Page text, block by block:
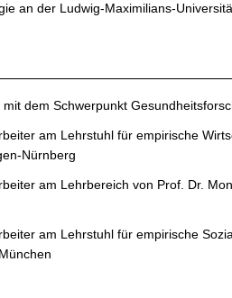
an der Ludwig-Maximilians-
dem Schwerpunkt
am Lehrstuhl für empirische
Nürnberg
am Lehrbereich von Prof. Dr.
am Lehrstuhl für empirische